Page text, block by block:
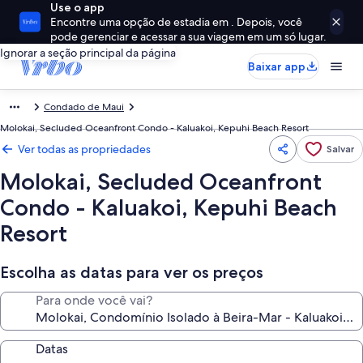
Use o app
Encontre uma opção de estadia em . Depois, você
pode gerenciar e acessar a sua viagem em um só lugar.
Ignorar a seção principal da página
Baixar app
Condado de Maui
Molokai, Secluded Oceanfront Condo - Kaluakoi, Kepuhi Beach Resort
Ver todas as propriedades Salvar
Molokai, Secluded Oceanfront
Condo - Kaluakoi, Kepuhi Beach
Resort
Escolha as datas para ver os preços
Para onde você vai?
Datas